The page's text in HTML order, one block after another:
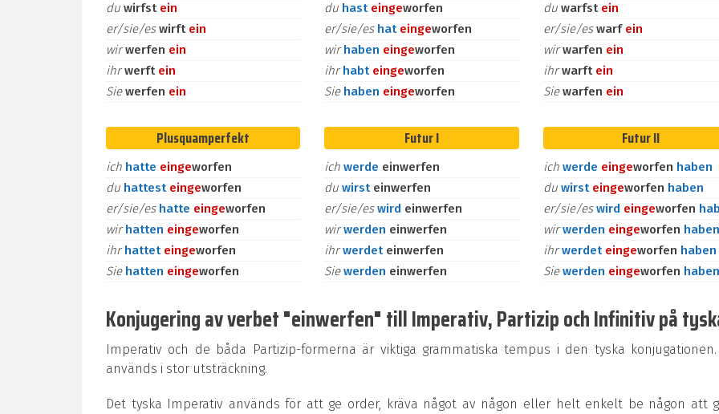
du wirfst ein
er/sie/eswirft ein
wirwerfen ein
ihrwerft ein
Siewerfen ein
du hast eingeworfen
er/sie/es hat eingeworfen
wirhaben eingeworfen
ihrhabt eingeworfen
Sie haben eingeworfen
du warfst ein
er/sie/eswarf ein
wirwarfen ein
ihrwarft ein
Siewarfen ein
Plusquamperfekt
ich hatte eingeworfen
du hattest eingeworfen
er/sie/es hatte eingeworfen
wirhatten eingeworfen
ihrhattet eingeworfen
Sie hatten eingeworfen
Futur I
ichwerde einwerfen
duwirst einwerfen
er/sie/eswird einwerfen
wirwerden einwerfen
ihrwerdet einwerfen
Siewerden einwerfen
Futur II
ich werde eingeworfen haben
du wirst eingeworfen haben
er/sie/eswird eingeworfen
wirwerden eingeworfen haben
ihrwerdet eingeworfen haben
Siewerden eingeworfen haben
Konjugering av verbet "einwerfen" till Imperativ, Partizip och Infinitiv på
Imperativ och de båda Partizip-formerna är viktiga grammatiska tempus i den tyska konjugationen.
används i stor utsträckning.
Det tyska Imperativ används för att ge order, kräva något av någon eller helt enkelt be någon att